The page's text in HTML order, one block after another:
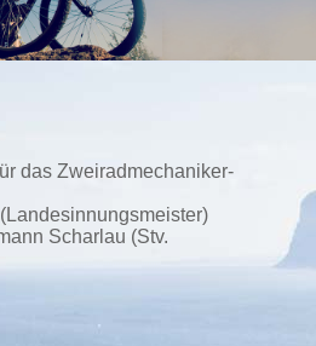
das Zweiradmechaniker-
Scharlau (Stv.